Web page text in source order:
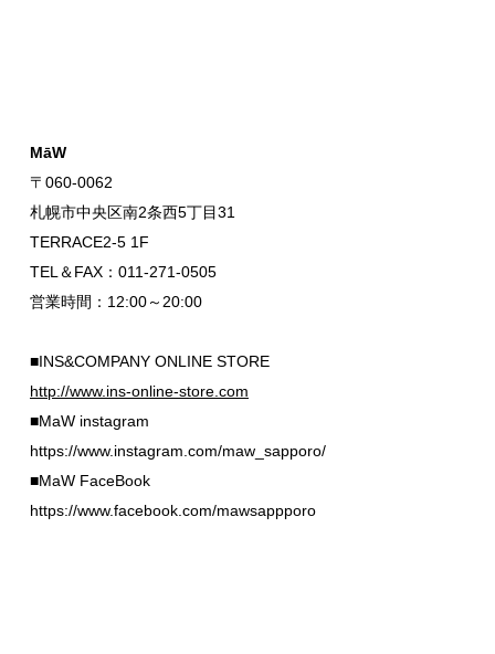
MāW
〒060-0062
札幌市中央区南2条西5丁目31
TERRACE2-5 1F
TEL＆FAX：011-271-0505
営業時間：12:00～20:00
■INS&COMPANY ONLINE STORE
http://www.ins-online-store.com
■MaW instagram
https://www.instagram.com/maw_sapporo/
■MaW FaceBook
https://www.facebook.com/mawsappporo